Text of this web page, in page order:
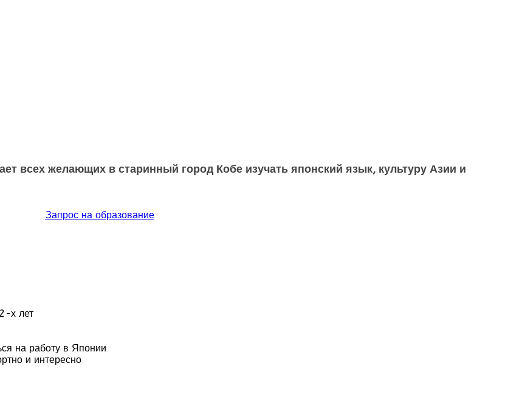
всех желающих в старинный город Кобе изучать японский язык, культуру Азии и
Запрос на образование
х лет
на работу в Японии
и интересно